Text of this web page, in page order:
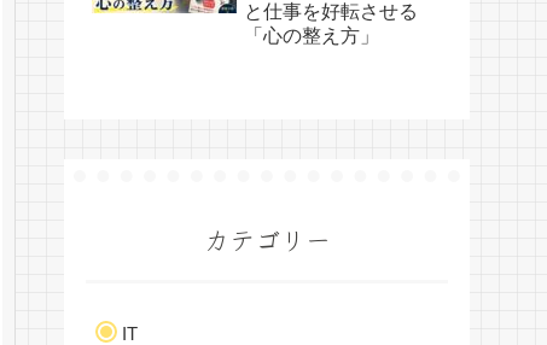
と仕事を好転させる
「心の整え方」
カテゴリー
IT